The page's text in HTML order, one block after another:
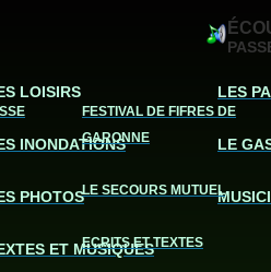
FESTIVAL DE FIFRES DE
GARONNE
LE SECOURS MUTUEL
ECRITS ET TEXTES
LOISIRS
INONDATIONS
PHOTOS
ET MUSIQUES
LES
LE